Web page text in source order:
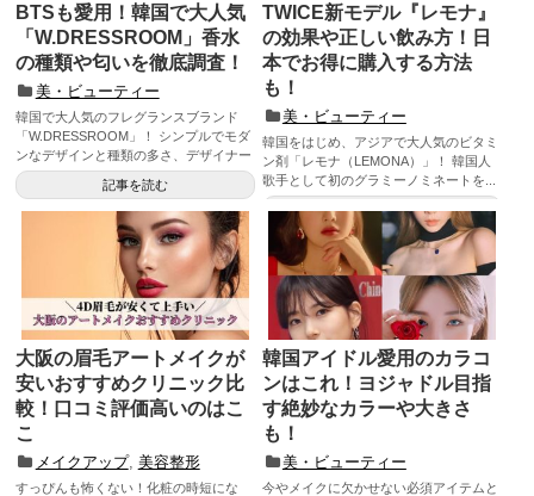
BTSも愛用！韓国で大人気
「W.DRESSROOM」香水
の種類や匂いを徹底調査！
美・ビューティー
韓国で大人気のフレグランスブランド
「W.DRESSROOM」！ シンプルでモダ
ンなデザインと種類の多さ、デザイナー
がこ...
記事を読む
TWICE新モデル『レモナ』
の効果や正しい飲み方！日
本でお得に購入する方法
も！
美・ビューティー
韓国をはじめ、アジアで大人気のビタミ
ン剤「レモナ（LEMONA）」！ 韓国人
歌手として初のグラミーノミネートを...
記事を読む
大阪の眉毛アートメイクが
安いおすすめクリニック比
較！口コミ評価高いのはこ
こ
メイクアップ, 美容整形
すっぴんも怖くない！化粧の時短にな
韓国アイドル愛用のカラコ
ンはこれ！ヨジャドル目指
す絶妙なカラーや大きさ
も！
美・ビューティー
今やメイクに欠かせない必須アイテムと